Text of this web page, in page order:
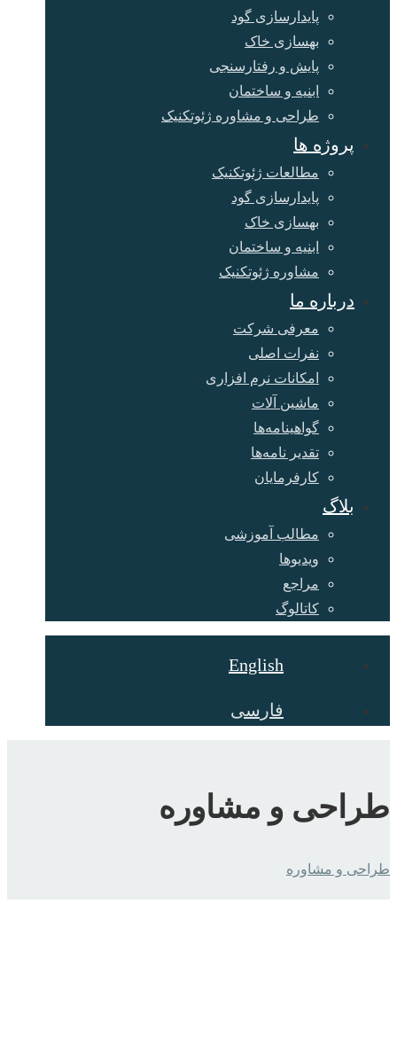
پایدارسازی گود
بهسازی خاک
پایش و رفتارسنجی
ابنیه و ساختمان
طراحی و مشاوره ژئوتکنیک
پروژه ها
مطالعات ژئوتکنیک
پایدارسازی گود
بهسازی خاک
ابنیه و ساختمان
مشاوره ژئوتکنیک
درباره ما
معرفی شرکت
نفرات اصلی
امکانات نرم افزاری
ماشین آلات
گواهینامه‌ها
تقدیر نامه‌ها
کارفرمایان
بلاگ
مطالب آموزشی
ویدیوها
مراجع
کاتالوگ
English
فارسی
طراحی و مشاوره
طراحی و مشاوره